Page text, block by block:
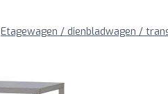
Etagewagen / dienbladwagen /